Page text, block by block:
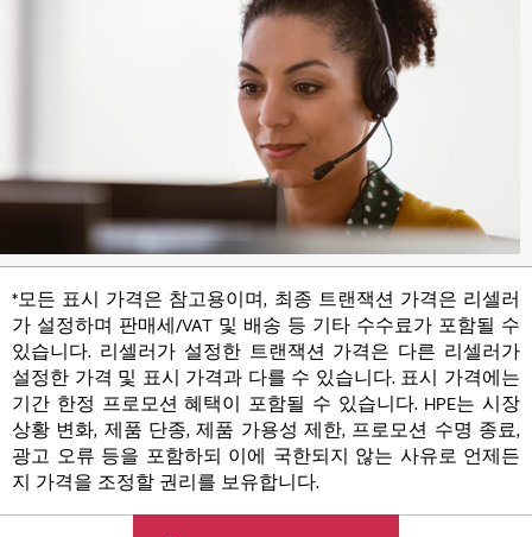
*모든 표시 가격은 참고용이며, 최종 트랜잭션 가격은 리셀러
가 설정하며 판매세/VAT 및 배송 등 기타 수수료가 포함될 수
있습니다. 리셀러가 설정한 트랜잭션 가격은 다른 리셀러가
설정한 가격 및 표시 가격과 다를 수 있습니다. 표시 가격에는
기간 한정 프로모션 혜택이 포함될 수 있습니다. HPE는 시장
상황 변화, 제품 단종, 제품 가용성 제한, 프로모션 수명 종료,
광고 오류 등을 포함하되 이에 국한되지 않는 사유로 언제든
지 가격을 조정할 권리를 보유합니다.